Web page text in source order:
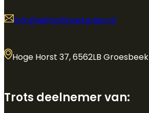
info@eikholtkwekerijen.nl
Hoge Horst 37, 6562LB Groesbeek
Trots deelnemer van: